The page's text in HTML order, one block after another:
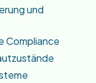
und
Compliance